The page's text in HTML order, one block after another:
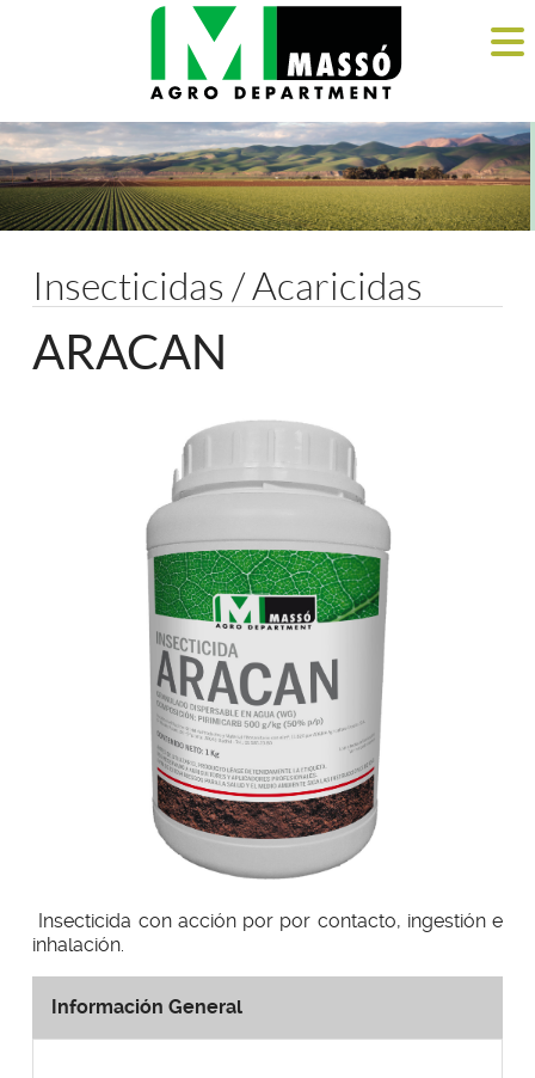
Insecticidas / Acaricidas
ARACAN
Insecticida con acción por por contacto, ingestión e
inhalación.
Información General